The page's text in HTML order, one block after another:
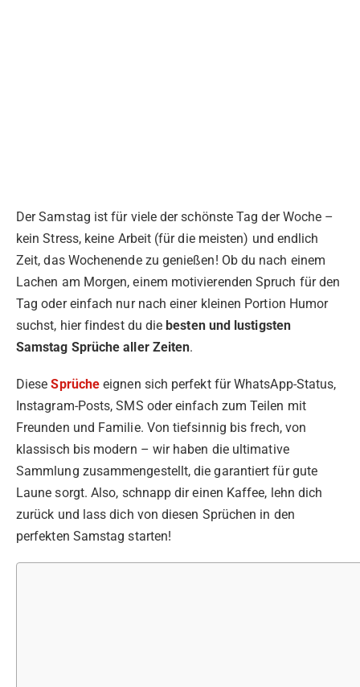
Der Samstag ist für viele der schönste Tag der Woche –
kein Stress, keine Arbeit (für die meisten) und endlich
Zeit, das Wochenende zu genießen! Ob du nach einem
Lachen am Morgen, einem motivierenden Spruch für den
Tag oder einfach nur nach einer kleinen Portion Humor
suchst, hier findest du diebesten und lustigsten
Samstag Sprüche aller Zeiten.
DieseSprüche eignen sich perfekt für WhatsApp-Status,
Instagram-Posts, SMS oder einfach zum Teilen mit
Freunden und Familie. Von tiefsinnig bis frech, von
klassisch bis modern – wir haben die ultimative
Sammlung zusammengestellt, die garantiert für gute
Laune sorgt. Also, schnapp dir einen Kaffee, lehn dich
zurück und lass dich von diesen Sprüchen in den
perfekten Samstag starten!